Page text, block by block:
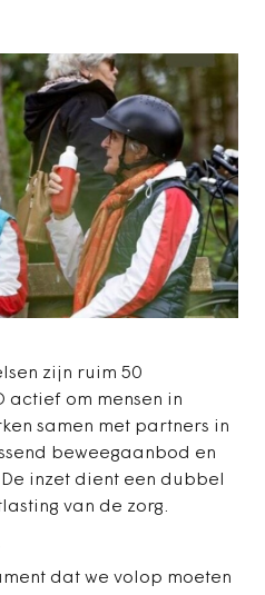
zijn ruim 50
actief om mensen in
samen met partners in
beweegaanbod en
inzet dient een dubbel
van de zorg.
dat we volop moeten